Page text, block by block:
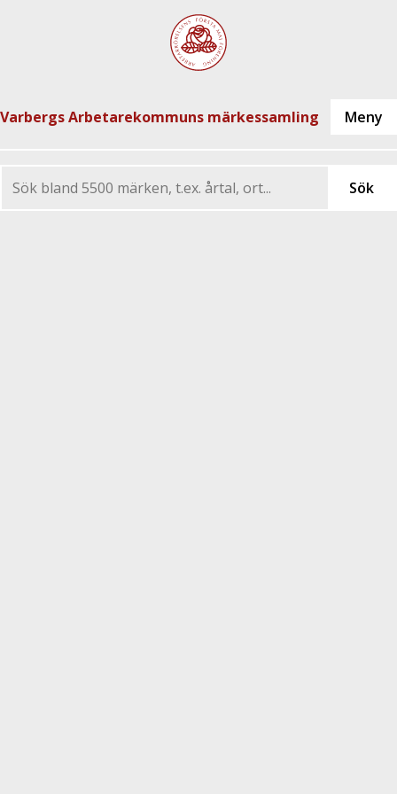
Varbergs Arbetarekommuns märkessamling